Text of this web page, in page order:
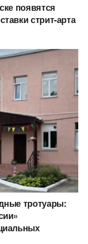
появятся
стрит-арта
тротуары: